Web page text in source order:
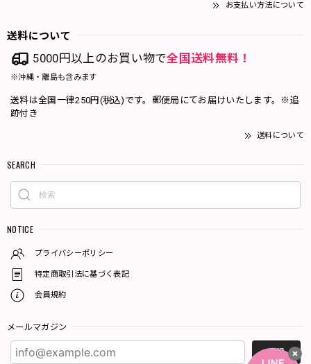
お支払い方法について
送料について
5000円以上のお買い物で全国送料無料！
※沖縄・離島も含みます
送料は全国一律250円(税込)です。郵便局にてお届けいたします。※追
跡付き
送料について
SEARCH
NOTICE
プライバシーポリシー
特定商取引法に基づく表記
会員規約
メールマガジン
登録